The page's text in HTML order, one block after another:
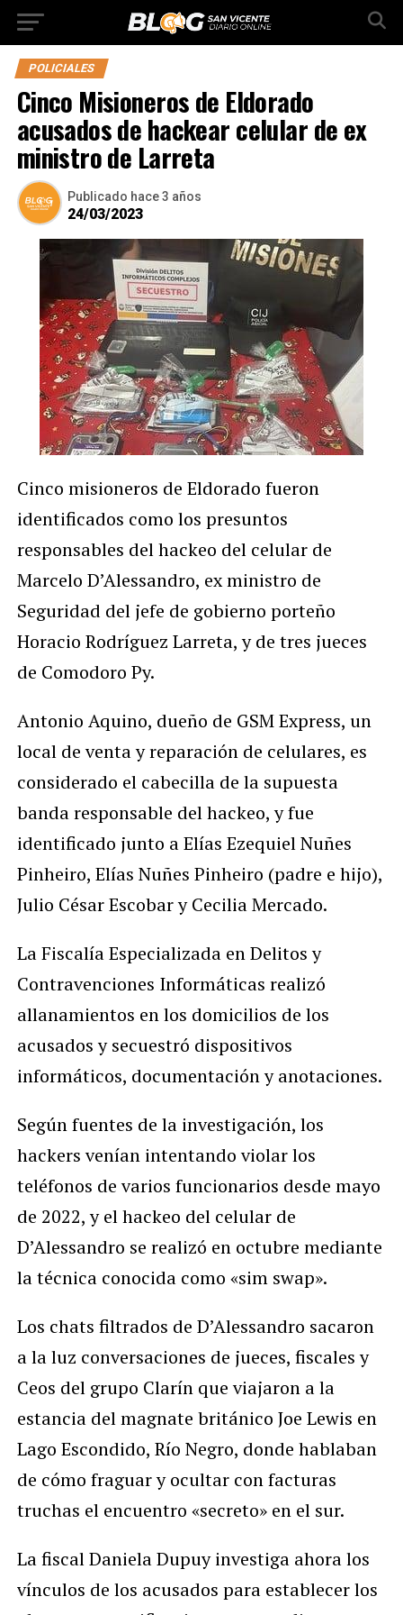
POLICIALES
Cinco Misioneros de Eldorado
acusados de hackear celular de ex
ministro de Larreta
Publicado hace 3 años
24/03/2023
Cinco misioneros de Eldorado fueron
identificados como los presuntos
responsables del hackeo del celular de
Marcelo D’Alessandro, ex ministro de
Seguridad del jefe de gobierno porteño
Horacio Rodríguez Larreta, y de tres jueces
de Comodoro Py.
Antonio Aquino, dueño de GSM Express, un
local de venta y reparación de celulares, es
considerado el cabecilla de la supuesta
banda responsable del hackeo, y fue
identificado junto a Elías Ezequiel Nuñes
Pinheiro, Elías Nuñes Pinheiro (padre e hijo),
Julio César Escobar y Cecilia Mercado.
La Fiscalía Especializada en Delitos y
Contravenciones Informáticas realizó
allanamientos en los domicilios de los
acusados y secuestró dispositivos
informáticos, documentación y anotaciones.
Según fuentes de la investigación, los
hackers venían intentando violar los
teléfonos de varios funcionarios desde mayo
de 2022, y el hackeo del celular de
D’Alessandro se realizó en octubre mediante
la técnica conocida como «sim swap».
Los chats filtrados de D’Alessandro sacaron
a la luz conversaciones de jueces, fiscales y
Ceos del grupo Clarín que viajaron a la
estancia del magnate británico Joe Lewis en
Lago Escondido, Río Negro, donde hablaban
de cómo fraguar y ocultar con facturas
truchas el encuentro «secreto» en el sur.
La fiscal Daniela Dupuy investiga ahora los
vínculos de los acusados para establecer los